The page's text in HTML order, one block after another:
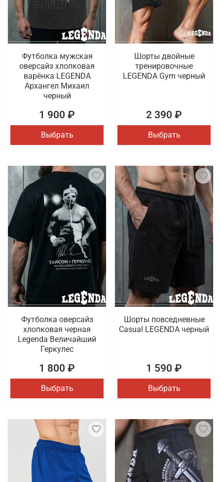
Футболка мужская
оверсайз хлопковая
варёнка LEGENDA
Архангел Михаил
черный
1 900 ₽
Выбрать
Шорты двойные
тренировочные
LEGENDA Gym черный
2 390 ₽
Выбрать
Футболка оверсайз
хлопковая черная
Legenda Величайший
Геркулес
1 800 ₽
Выбрать
Шорты повседневные
Casual LEGENDA черный
1 590 ₽
Выбрать